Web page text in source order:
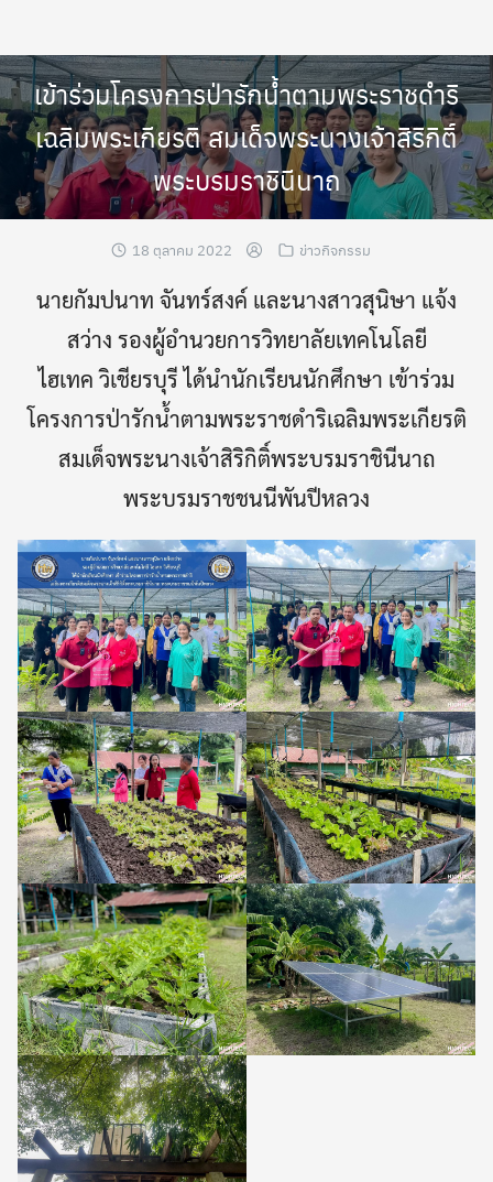
content
เข้าร่วมโครงการป่ารักน้ำตามพระราชดำริ
เฉลิมพระเกียรติ สมเด็จพระนางเจ้าสิริกิติ์
พระบรมราชินีนาถ
18 ตุลาคม 2022 ข่าวกิจกรรม
นายกัมปนาท จันทร์สงค์ และนางสาวสุนิษา แจ้ง
สว่าง รองผู้อำนวยการวิทยาลัยเทคโนโลยี
ไฮเทค วิเชียรบุรี ได้นำนักเรียนนักศึกษา เข้าร่วม
โครงการป่ารักน้ำตามพระราชดำริเฉลิมพระเกียรติ
สมเด็จพระนางเจ้าสิริกิติ์พระบรมราชินีนาถ
พระบรมราชชนนีพันปีหลวง